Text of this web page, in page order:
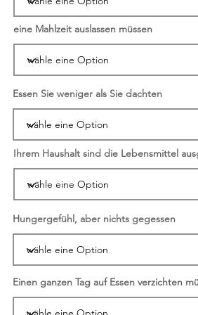
eine Mahlzeit auslassen müssen
Essen Sie weniger als Sie dachten
Ihrem Haushalt sind die Lebensmittel
Hungergefühl, aber nichts gegessen
Einen ganzen Tag auf Essen verzichten